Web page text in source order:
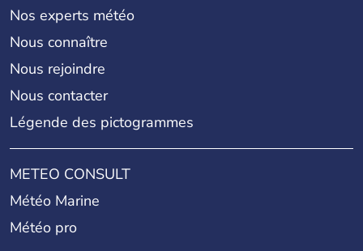
Nos experts météo
Nous connaître
Nous rejoindre
Nous contacter
Légende des pictogrammes
METEO CONSULT
Météo Marine
Météo pro